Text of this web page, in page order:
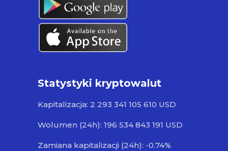
Statystyki kryptowalut
Kapitalizacja: 2 293 341 105 610 USD
Wolumen (24h): 196 534 843 191 USD
Zamiana kapitalizacji (24h): -0.74%